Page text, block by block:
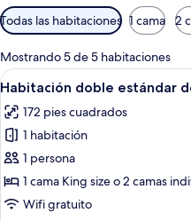
Filtros
disponibles
para
las
habitaciones
Todas las habitaciones 1 cama 2
Mostrando 5 de 5 habitaciones
Abrir
todas
las
fotos
de
Habitación
doble
4
Habitación doble estándar
172 pies cuadrados
1 habitación
1 persona
1 cama King size o 2 camas
Wifi gratuito